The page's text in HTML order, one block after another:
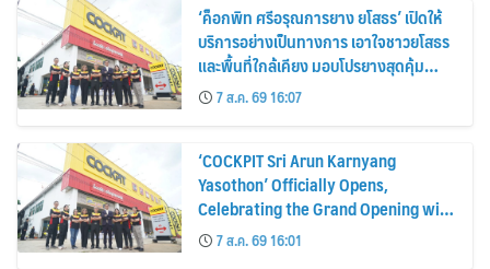
‘ค็อกพิท ศรีอรุณการยาง ยโสธร’ เปิดให้
บริการอย่างเป็นทางการ เอาใจชาวยโสธร
และพื้นที่ใกล้เคียง มอบโปรยางสุดคุ้ม
ฉลองเปิดสาขาใหม่
7 ส.ค. 69 16:07
‘COCKPIT Sri Arun Karnyang
Yasothon’ Officially Opens,
Celebrating the Grand Opening with
Exclusive Tire Promotions
7 ส.ค. 69 16:01